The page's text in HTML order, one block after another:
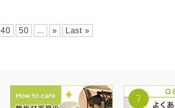
40 50 ... » Last »